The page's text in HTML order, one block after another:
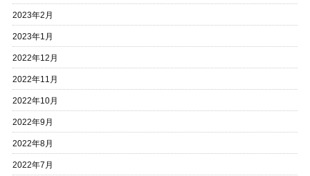
2023年2月
2023年1月
2022年12月
2022年11月
2022年10月
2022年9月
2022年8月
2022年7月